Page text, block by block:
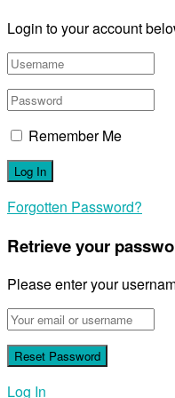
Login to your account
Remember Me
Forgotten Password?
Retrieve your
Please enter your
Log In